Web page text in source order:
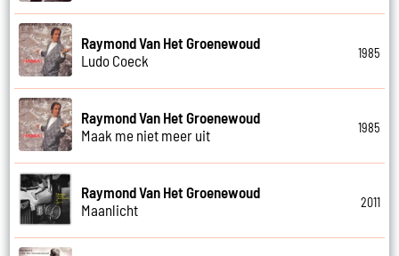
Raymond Van Het Groenewoud
Ludo Coeck
1985
Raymond Van Het Groenewoud
Maak me niet meer uit
1985
Raymond Van Het Groenewoud
Maanlicht
2011